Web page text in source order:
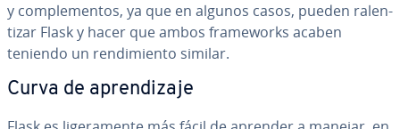
y co­m­ple­me­n­tos, ya que en algunos casos, pueden ra­le­n­
ti­zar Flask y hacer que ambos fra­me­wo­r­ks acaben
teniendo un re­n­di­mie­n­to similar.
Curva de apre­n­di­za­je